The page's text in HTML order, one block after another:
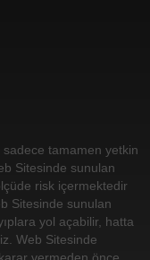
tamamen yetkin
Sitesinde sunulan
risk içermektedir
Sitesinde sunulan
yol açabilir, hatta
Web Sitesinde